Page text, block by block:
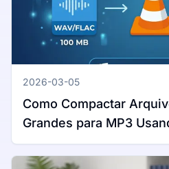
2026-03-05
Como Compactar
Grandes para MP3
Completo para